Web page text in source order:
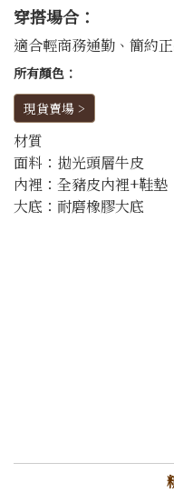
穿搭場合：
適合輕商務通勤、簡約
所有顏色：
現貨賣場 >
材質
面料：拋光頭層牛皮
內裡：全豬皮內裡+鞋墊
大底：耐磨橡膠大底